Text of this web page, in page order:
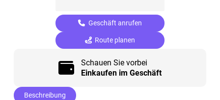
Geschäft anrufen
Route planen
Schauen Sie vorbei
Einkaufen im Geschäft
Beschreibung